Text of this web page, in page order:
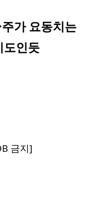
가 요동치는
도인듯
금지]